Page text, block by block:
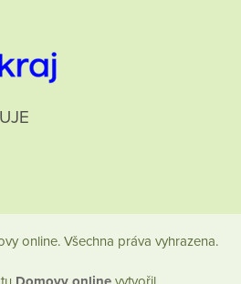
online. Všechna práva vyhrazena.